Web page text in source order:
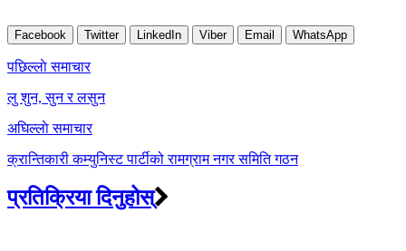
Facebook Twitter LinkedIn Viber Email WhatsApp
Post
navigation
पछिल्लाे समाचार
लु शुन, सुन र लसुन
अघिल्लाे समाचार
क्रान्तिकारी कम्युनिस्ट पार्टीको रामग्राम नगर समिति गठन
प्रतिक्रिया दिनुहोस्